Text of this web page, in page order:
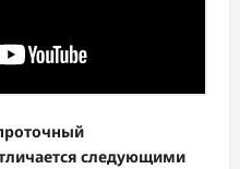
следующими